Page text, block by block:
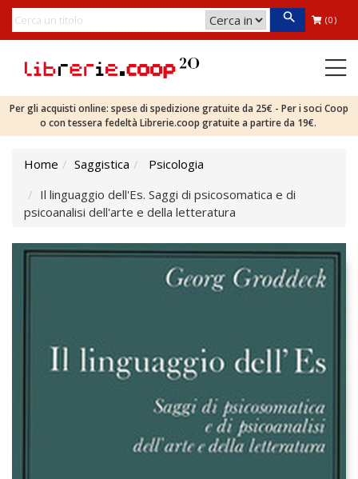
(0)
Per gli acquisti online: spese di spedizione gratuite da 25€ - Per i soci Coop
o con tessera fedeltà Librerie.coop gratuite a partire da 19€.
Home Saggistica
Psicologia
Il linguaggio dell'Es. Saggi di psicosomatica e di
psicoanalisi dell'arte e della letteratura